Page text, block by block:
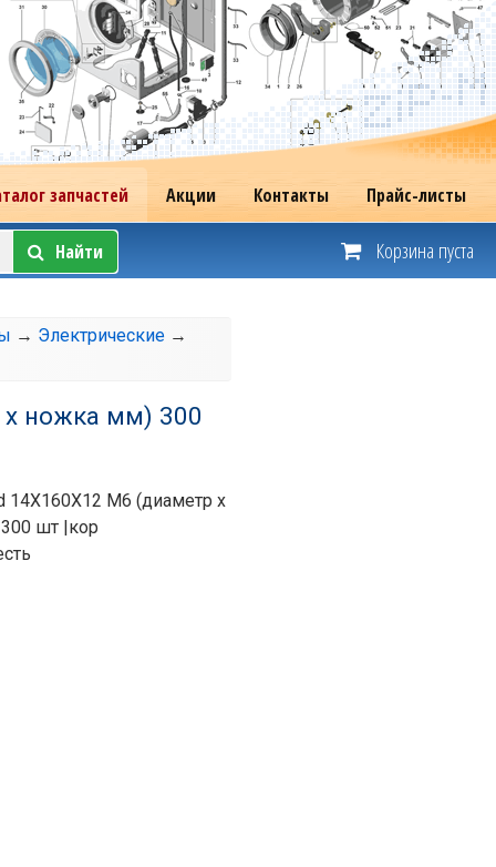
запчастей Акции Контакты Прайс-листы
Найти Корзина пуста
→ Электрические →
х ножка мм) 300
M6 (диаметр х
шт |кор